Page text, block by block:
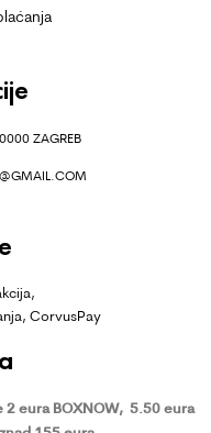
ZAGREB
CorvusPay
2 eura BOXNOW, 5.50 eura